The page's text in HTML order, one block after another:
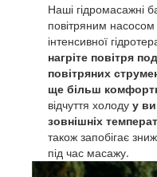
Наші гідромасажні
повітряним
інтенсивної
нагріте повітря
повітряних
ще більш
відчуття холоду у
зовнішніх
також запобігає
під час масажу.